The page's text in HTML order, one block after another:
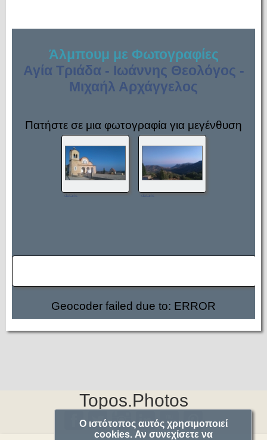
Άλμπουμ με Φωτογραφίες
Αγία Τριάδα - Ιωάννης Θεολόγος -
Μιχαήλ Αρχάγγελος
Πατήστε σε μια φωτογραφία για μεγένθυση
details details
Geocoder failed due to: ERROR
Topos.Photos
Ο ιστότοπος αυτός χρησιμοποιεί
cookies. Αν συνεχίσετε να